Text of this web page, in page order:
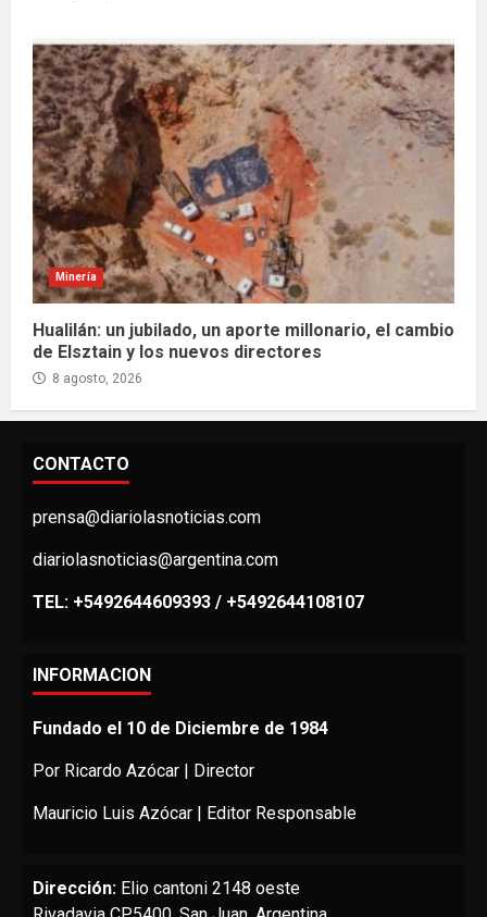
Minería
Hualilán: un jubilado, un aporte millonario, el cambio
de Elsztain y los nuevos directores
8 agosto, 2026
CONTACTO
prensa@diariolasnoticias.com
diariolasnoticias@argentina.com
TEL: +5492644609393 / +5492644108107
INFORMACION
Fundado el 10 de Diciembre de 1984
Por Ricardo Azócar | Director
Mauricio Luis Azócar | Editor Responsable
Dirección: Elio cantoni 2148 oeste